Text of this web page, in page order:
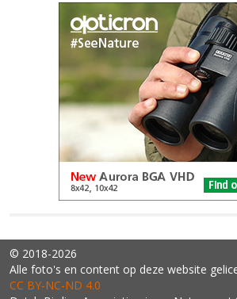
© 2018-2026
Alle foto's en content op deze website
CC BY‑NC‑ND 4.0